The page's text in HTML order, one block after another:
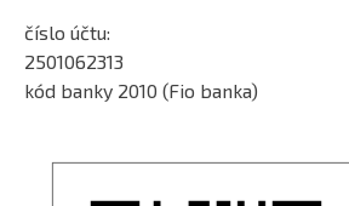
číslo účtu:
2501062313
kód banky 2010 (Fio banka)